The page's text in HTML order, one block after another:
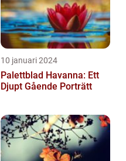
10 januari 2024
Palettblad Havanna: Ett
Djupt Gående Porträtt